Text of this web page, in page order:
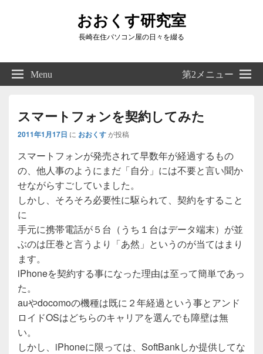
おおくす研究室
長崎在住パソコン屋の日々を綴る
Right
Sidebar
Widget
Menu 第2メニュー
スマートフォンを契約してみた
2011年1月17日 に おおくすが投稿
スマートフォンが発売されて早数年が経過するもの
の、他人事のようにまだ「自分」には不要と言い聞か
せながらすごしていました。
しかし、そろそろ必要性に駆られて、契約をすること
に
手元に携帯電話が５台（うち１台はデータ端末）が並
ぶのは圧巻と言うより「あ然」というのが当てはまり
ます。
iPhoneを契約する事になった理由は至って簡単であっ
た。
auやdocomoの機種は既に２年経過という事とアンド
ロイドOSはどちらのキャリアを選んでも障壁は無
い。
しかし、iPhoneに限っては、SoftBankしか提供してな